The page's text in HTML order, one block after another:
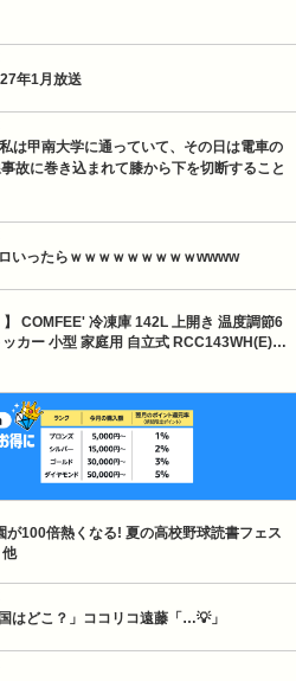
年1月放送
は甲南大学に通っていて、その日は電車の
故に巻き込まれて膝から下を切断すること
いったらｗｗｗｗｗｗｗｗｗwwww
COMFEE' 冷凍庫 142L 上開き 温度調節6
カー 小型 家庭用 自立式 RCC143WH(E)…
100倍熱くなる! 夏の高校野球読書フェス
はどこ？」ココリコ遠藤「…💡」